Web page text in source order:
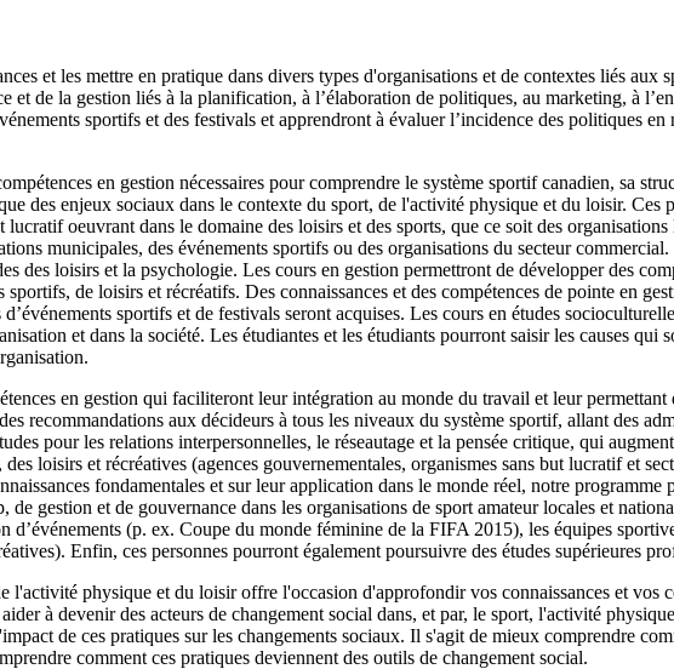
et les mettre en pratique dans divers types d'organisations et de contextes liés
et de la gestion liés à la planification, à l’élaboration de politiques, au marketing, à
sportifs et des festivals et apprendront à évaluer l’incidence des politiques
en gestion nécessaires pour comprendre le système sportif canadien, sa
des enjeux sociaux dans le contexte du sport, de l'activité physique et du loisir.
oeuvrant dans le domaine des loisirs et des sports, que ce soit des
municipales, des événements sportifs ou des organisations du secteur
des loisirs et la psychologie. Les cours en gestion permettront de développer des
de loisirs et récréatifs. Des connaissances et des compétences de pointe en
sportifs et de festivals seront acquises. Les cours en études
et dans la société. Les étudiantes et les étudiants pourront saisir les causes qui
en gestion qui faciliteront leur intégration au monde du travail et leur
recommandations aux décideurs à tous les niveaux du système sportif, allant des
pour les relations interpersonnelles, le réseautage et la pensée critique, qui
loisirs et récréatives (agences gouvernementales, organismes sans but lucratif et
fondamentales et sur leur application dans le monde réel, notre
de gestion et de gouvernance dans les organisations de sport amateur locales et
d’événements (p. ex. Coupe du monde féminine de la FIFA 2015), les équipes
Enfin, ces personnes pourront également poursuivre des études supérieures
l'activité physique et du loisir offre l'occasion d'approfondir vos connaissances et vos
à devenir des acteurs de changement social dans, et par, le sport, l'activité
de ces pratiques sur les changements sociaux. Il s'agit de mieux comprendre
comment ces pratiques deviennent des outils de changement social.